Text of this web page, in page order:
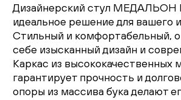
Дизайнерский стул
идеальное решение для вашего
Стильный и комфортабельный,
себе изысканный дизайн и
Каркас из высококачественных
гарантирует прочность и
опоры из массива бука делают